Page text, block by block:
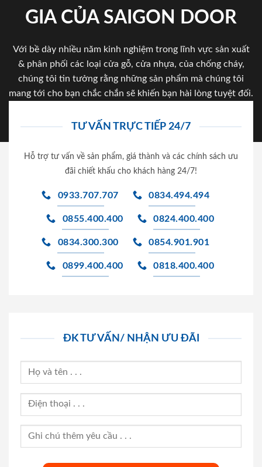
GIA CỦA SAIGON DOOR
Với bề dày nhiều năm kinh nghiệm trong lĩnh vực sản xuất
& phân phối các loại cửa gỗ, cửa nhựa, của chống cháy,
chúng tôi tin tưởng rằng những sản phẩm mà chúng tôi
mang tới cho bạn chắc chắn sẽ khiến bạn hài lòng tuyệt đối.
TƯ VẤN TRỰC TIẾP 24/7
Hỗ trợ tư vấn về sản phẩm, giá thành và các chính sách ưu
đãi chiết khấu cho khách hàng 24/7!
0933.707.707 0834.494.494
0855.400.400 0824.400.400
0834.300.300 0854.901.901
0899.400.400 0818.400.400
ĐK TƯ VẤN/ NHẬN ƯU ĐÃI